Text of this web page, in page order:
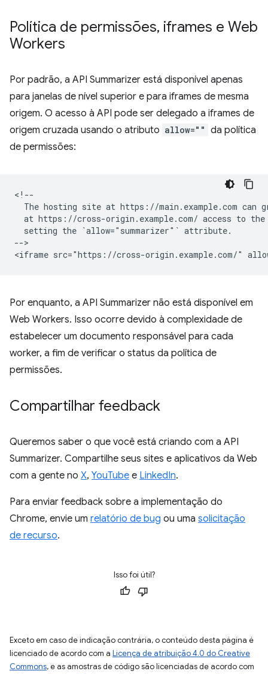
Política de permissões, iframes e Web
Workers
Por padrão, a API Summarizer está disponível apenas
para janelas de nível superior e para iframes de mesma
origem. O acesso à API pode ser delegado a iframes de
origem cruzada usando o atributo allow="" da política
de permissões:
<!--
The hosting site at https://main.example.com can
at https://cross-origin.example.com/ access to
  setting the `allow="summarizer"` attribute.
-->
Por enquanto, a API Summarizer não está disponível em
Web Workers. Isso ocorre devido à complexidade de
estabelecer um documento responsável para cada
worker, a fim de verificar o status da política de
permissões.
Compartilhar feedback
Queremos saber o que você está criando com a API
Summarizer. Compartilhe seus sites e aplicativos da Web
com a gente no X, YouTube e LinkedIn.
Para enviar feedback sobre a implementação do
Chrome, envie um relatório de bug ou uma solicitação
de recurso.
Isso foi útil?
Exceto em caso de indicação contrária, o conteúdo desta página é
licenciado de acordo com a Licença de atribuição 4.0 do Creative
Commons, e as amostras de código são licenciadas de acordo com